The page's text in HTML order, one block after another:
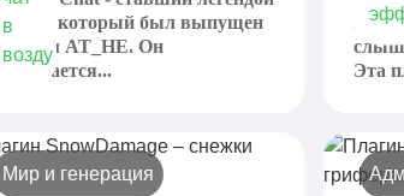
который был выпущен
AT_HE. Он
Эта
Мир и генерация